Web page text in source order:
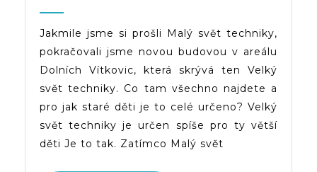
(Ostrava
–
Dolní
Vítkovice)
Jakmile jsme si prošli Malý svět techniky,
pokračovali jsme novou budovou v areálu
Dolních Vítkovic, která skrývá ten Velký
svět techniky. Co tam všechno najdete a
pro jak staré děti je to celé určeno? Velký
svět techniky je určen spíše pro ty větší
děti Je to tak. Zatímco Malý svět